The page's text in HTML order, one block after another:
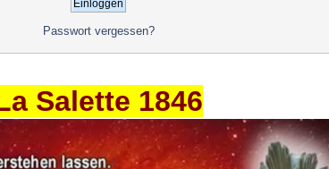
Passwort vergessen?
Salette 1846